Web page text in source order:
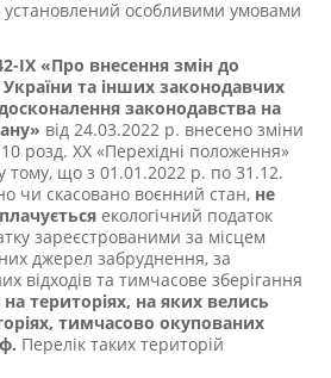
особливими умовами
ІХ «Про внесення змін до
та інших законодавчих
законодавства на
від 24.03.2022 р. внесено зміни
розд. ХХ «Перехідні положення»
тому, що з 01.01.2022 р. по 31.12.
чи скасовано воєнний стан, не
екологічний податок
зареєстрованими за місцем
джерел забруднення, за
відходів та тимчасове зберігання
на територіях, на яких велись
тимчасово окупованих
Перелік таких територій